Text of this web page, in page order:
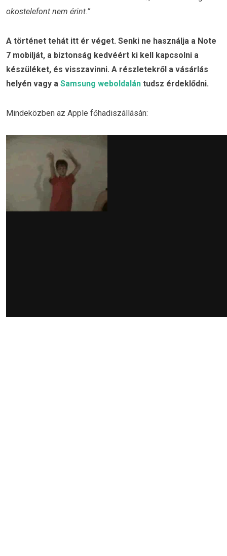
okostelefont nem érint.”
A történet tehát itt ér véget. Senki ne használja a Note
7 mobilját, a biztonság kedvéért ki kell kapcsolni a
készüléket, és visszavinni. A részletekről a vásárlás
helyén vagy a Samsung weboldalán tudsz érdeklődni.
Mindeközben az Apple főhadiszállásán: